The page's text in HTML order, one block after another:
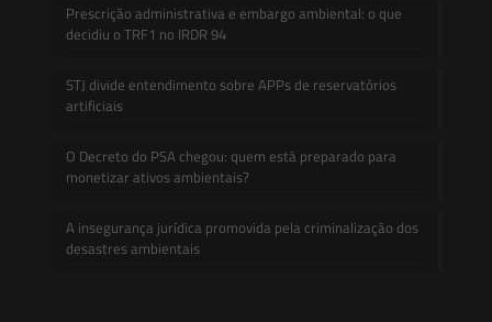
Prescrição administrativa e embargo ambiental: o que
decidiu o TRF1 no IRDR 94
STJ divide entendimento sobre APPs de reservatórios
artificiais
O Decreto do PSA chegou: quem está preparado para
monetizar ativos ambientais?
A insegurança jurídica promovida pela criminalização dos
desastres ambientais